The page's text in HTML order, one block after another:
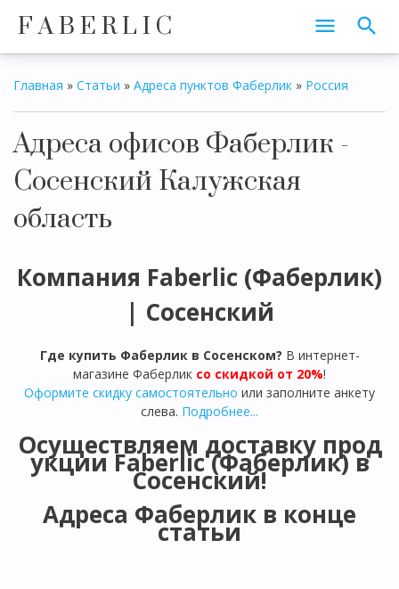
F A B E R L I C
Главная » Статьи » Адреса пунктов Фаберлик » Россия
Адреса офисов Фаберлик -
Сосенский Калужская
область
Компания Faberlic (Фаберлик)
| Сосенский
Где купить Фаберлик в Сосенском? В интернет-
магазине Фаберлик со скидкой от 20%!
Оформите скидку самостоятельно или заполните анкету
слева. Подробнее...
Осуществляем доставку прод
укции Faberlic (Фаберлик) в
Сосенский!
Адреса Фаберлик в конце
статьи